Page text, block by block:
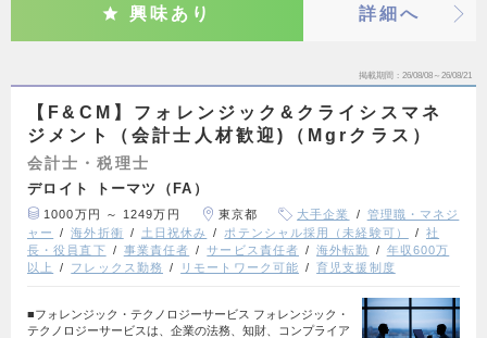
興味あり 詳細へ
掲載期間 26/08/08～26/08/21
【F&CM】フォレンジック&クライシスマネ
ジメント（会計士人材歓迎)（Mgrクラス）
会計士・税理士
デロイト トーマツ（FA）
1000万円 ～ 1249万円 東京都 大手企業
管理職・マネジ
ャー
海外折衝 土日祝休み ポテンシャル採用（未経験可）
社
長・役員直下
事業責任者 サービス責任者 海外転勤
年収600万
以上
フレックス勤務 リモートワーク可能 育児支援制度
■フォレンジック・テクノロジーサービス フォレンジック・
テクノロジーサービスは、企業の法務、知財、コンプライア